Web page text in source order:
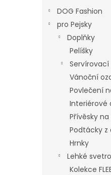
DOG Fashion
pro Pejsky
Doplňky
Pelíšky
Servírovací
Vánoční
Povlečení
Interiérové
Přívěsky na
Podtácky z
Hrnky
Lehké
Kolekce